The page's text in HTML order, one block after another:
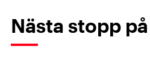
Nästa stopp